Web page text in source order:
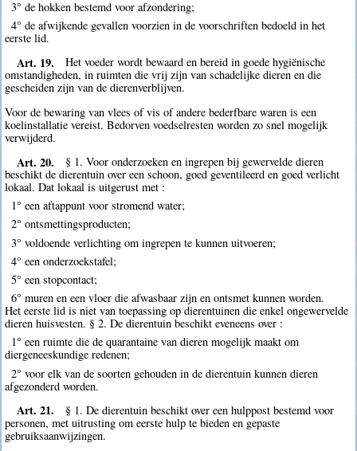
3° de hokken bestemd voor afzondering;
4° de afwijkende gevallen voorzien in de voorschriften bedoeld in het
eerste lid.
Art. 19.
Het voeder wordt bewaard en bereid in goede hygiënische
omstandigheden, in ruimten die vrij zijn van schadelijke dieren en die
gescheiden zijn van de dierenverblijven.
Voor de bewaring van vlees of vis of andere bederfbare waren is een
koelinstallatie vereist. Bedorven voedselresten worden zo snel mogelijk
verwijderd.
Art. 20.
§ 1. Voor onderzoeken en ingrepen bij gewervelde dieren
beschikt de dierentuin over een schoon, goed geventileerd en goed verlicht
lokaal. Dat lokaal is uitgerust met :
1° een aftappunt voor stromend water;
2° ontsmettingsproducten;
3° voldoende verlichting om ingrepen te kunnen uitvoeren;
4° een onderzoekstafel;
5° een stopcontact;
6° muren en een vloer die afwasbaar zijn en ontsmet kunnen worden.
Het eerste lid is niet van toepassing op dierentuinen die enkel ongewervelde
dieren huisvesten. § 2. De dierentuin beschikt eveneens over :
1° een ruimte die de quarantaine van dieren mogelijk maakt om
diergeneeskundige redenen;
2° voor elk van de soorten gehouden in de dierentuin kunnen dieren
afgezonderd worden.
Art. 21.
§ 1. De dierentuin beschikt over een hulppost bestemd voor
personen, met uitrusting om eerste hulp te bieden en gepaste
gebruiksaanwijzingen.